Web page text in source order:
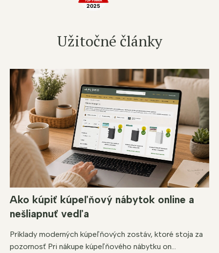
Užitočné články
Ako kúpiť kúpeľňový nábytok online a
nešliapnuť vedľa
Príklady moderných kúpeľňových zostáv, ktoré stoja za
pozornosť Pri nákupe kúpeľňového nábytku on...